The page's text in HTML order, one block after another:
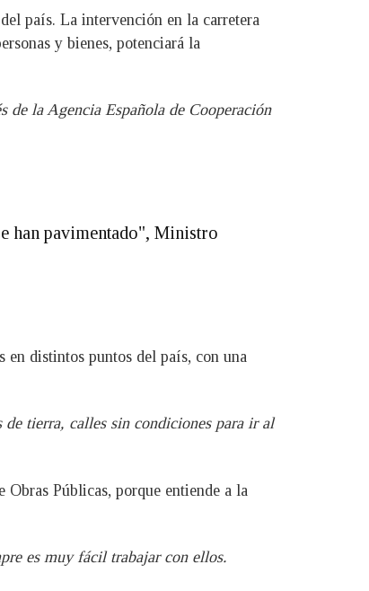
país. La intervención en la carretera
y bienes, potenciará la
de la Agencia Española de Cooperación
han pavimentado", Ministro
distintos puntos del país, con una
tierra, calles sin condiciones para ir al
Públicas, porque entiende a la
es muy fácil trabajar con ellos.